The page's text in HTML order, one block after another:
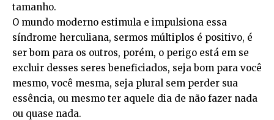
tamanho.
O mundo moderno estimula e impulsiona essa
síndrome herculiana, sermos múltiplos é positivo, é
ser bom para os outros, porém, o perigo está em se
excluir desses seres beneficiados, seja bom para você
mesmo, você mesma, seja plural sem perder sua
essência, ou mesmo ter aquele dia de não fazer nada
ou quase nada.